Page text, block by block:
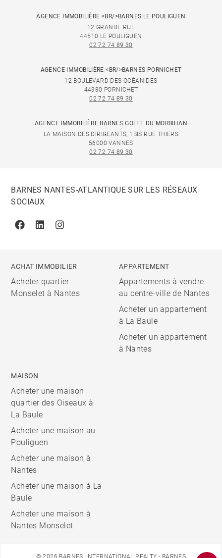
AGENCE IMMOBILIÈRE <BR/>BARNES LE POULIGUEN
12 GRANDE RUE
44510 LE POULIGUEN
02 72 74 89 30
AGENCE IMMOBILIÈRE <BR/>BARNES PORNICHET
12 BOULEVARD DES OCÉANIDES
44380 PORNICHET
02 72 74 89 30
AGENCE IMMOBILIÈRE BARNES GOLFE DU MORBIHAN
LA MAISON DES DIRIGEANTS, 1BIS RUE THIERS
56000 VANNES
02 72 74 89 30
BARNES NANTES-ATLANTIQUE SUR LES RÉSEAUX
SOCIAUX
FacebookLinkedinInstagram
ACHAT IMMOBILIER
Acheter quartier
Monselet à Nantes
APPARTEMENT
Appartements à vendre
au centre-ville de Nantes
Acheter un appartement
à La Baule
Acheter un appartement
à Nantes
MAISON
Acheter une maison
quartier des Oiseaux à
La Baule
Acheter une maison au
Pouliguen
Acheter une maison à
Nantes
Acheter une maison à La
Baule
Acheter une maison à
Nantes Monselet
© 2026 BARNES, INTERNATIONAL REALTY - BARNES